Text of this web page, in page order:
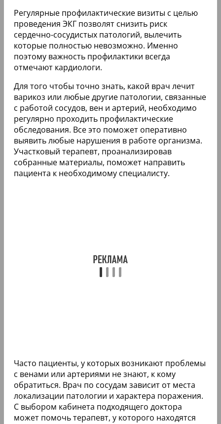
Регулярные профилактические визиты с целью
проведения ЭКГ позволят снизить риск
сердечно-сосудистых патологий, вылечить
которые полностью невозможно. Именно
поэтому важность профилактики всегда
отмечают кардиологи.
Для того чтобы точно знать, какой врач лечит
варикоз или любые другие патологии, связанные
с работой сосудов, вен и артерий, необходимо
регулярно проходить профилактические
обследования. Все это поможет оперативно
выявить любые нарушения в работе организма.
Участковый терапевт, проанализировав
собранные материалы, поможет направить
пациента к необходимому специалисту.
Часто пациенты, у которых возникают проблемы
с венами или артериями не знают, к кому
обратиться. Врач по сосудам зависит от места
локализации патологии и характера поражения.
С выбором кабинета подходящего доктора
может помочь терапевт, у которого находятся